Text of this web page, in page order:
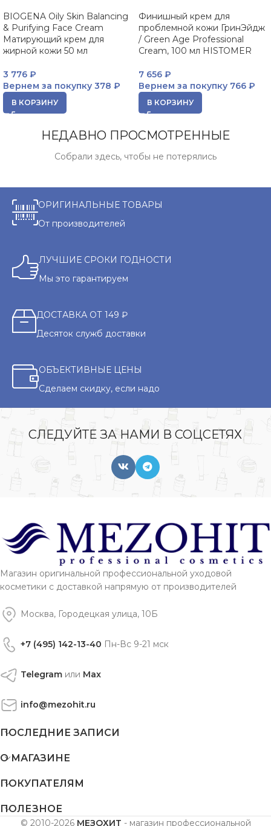
BIOGENA Oily Skin Balancing
& Purifying Face Cream
Матирующий крем для
жирной кожи 50 мл
3 776 ₽
Вернем за покупку 378 ₽
В КОРЗИНУ
Финишный крем для
проблемной кожи ГринЭйдж
/ Green Age Professional
Cream, 100 мл HISTOMER
7 656 ₽
Вернем за покупку 766 ₽
В КОРЗИНУ
НЕДАВНО ПРОСМОТРЕННЫЕ
Собрали здесь, чтобы не потерялись
ОРИГИНАЛЬНЫЕ ТОВАРЫ
От производителей
ЛУЧШИЕ СРОКИ ГОДНОСТИ
Мы это гарантируем
ДОСТАВКА ОТ 149 ₽
Десяток служб доставки
ОБЪЕКТИВНЫЕ ЦЕНЫ
Сделаем скидку, если надо
СЛЕДУЙТЕ ЗА НАМИ В СОЦСЕТЯХ
Магазин оригинальной профессиональной уходовой
косметики с доставкой напрямую от производителей
Москва, Городецкая улица, 10Б
+7 (495) 142-13-40 Пн-Вс 9-21 мск
Telegram или Max
info@mezohit.ru
ПОСЛЕДНИЕ ЗАПИСИ
О МАГАЗИНЕ
ПОКУПАТЕЛЯМ
ПОЛЕЗНОЕ
© 2010-2026 МЕЗОХИТ - магазин профессиональной